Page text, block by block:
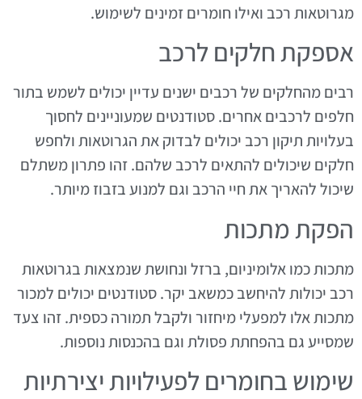
מגרוטאות רכב ואילו חומרים זמינים לשימוש.
אספקת חלקים לרכב
רבים מהחלקים של רכבים ישנים עדיין יכולים לשמש בתור
חלפים לרכבים אחרים. סטודנטים שמעוניינים לחסוך
בעלויות תיקון רכב יכולים לבדוק את הגרוטאות ולחפש
חלקים שיכולים להתאים לרכב שלהם. זהו פתרון משתלם
שיכול להאריך את חיי הרכב וגם למנוע בזבוז מיותר.
הפקת מתכות
מתכות כמו אלומיניום, ברזל ונחושת שנמצאות בגרוטאות
רכב יכולות להיחשב כמשאב יקר. סטודנטים יכולים למכור
מתכות אלו למפעלי מיחזור ולקבל תמורה כספית. זהו צעד
שמסייע גם בהפחתת פסולת וגם בהכנסות נוספות.
שימוש בחומרים לפעילויות יצירתיות